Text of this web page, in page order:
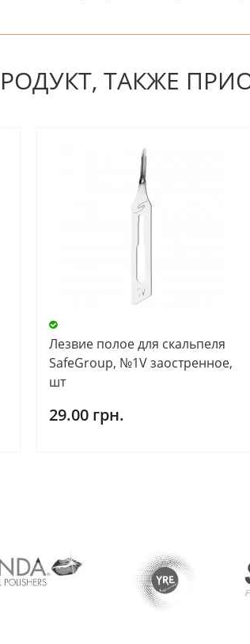
кто напишет отзыв.
ТАКЖЕ
Лезвие полое для скальпеля
SafeGroup, №1V заостренное,
шт
29.00 грн.